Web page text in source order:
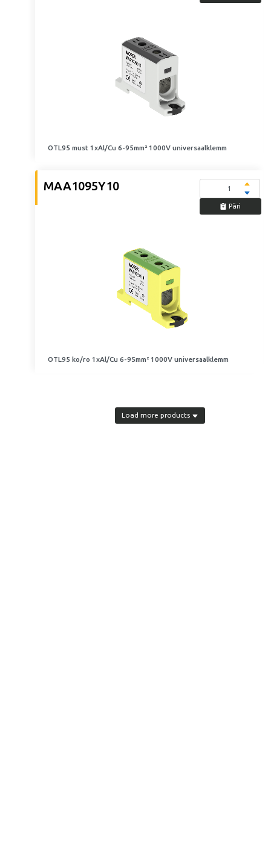
OTL95 must 1xAl/Cu 6-95mm² 1000V universaalklemm
MAA1095Y10
Päri
OTL95 ko/ro 1xAl/Cu 6-95mm² 1000V universaalklemm
Load more products